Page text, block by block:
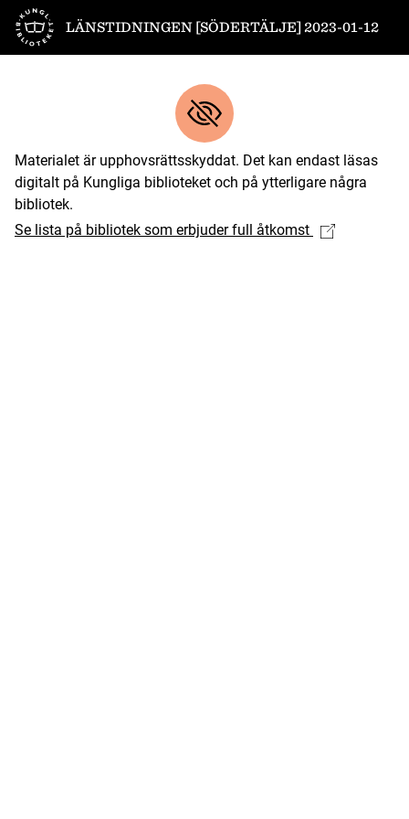
Till startsidan
LÄNSTIDNINGEN [SÖDERTÄLJE] 2023-01-12
Materialet är upphovsrättsskyddat. Det kan endast läsas
digitalt på Kungliga biblioteket och på ytterligare några
bibliotek.
Se lista på bibliotek som erbjuder full åtkomst